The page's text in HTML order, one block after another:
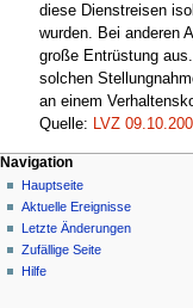
diese Dienstreisen
wurden. Bei anderen
große Entrüstung
solchen
an einem
Quelle:
LVZ
Navigation
Hauptseite
Aktuelle Ereignisse
Letzte Änderungen
Zufällige Seite
Hilfe